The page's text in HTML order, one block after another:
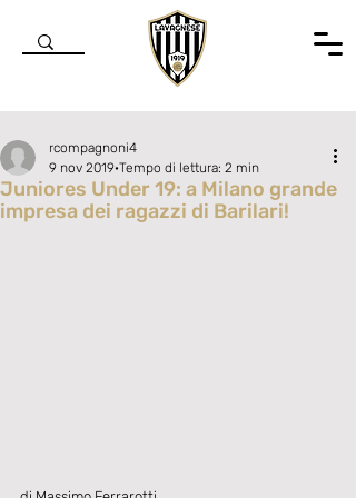
Juniores Under 19: a Milano grande
impresa dei ragazzi di Barilari!
rcompagnoni4
9 nov 2019 Tempo di lettura: 2 min